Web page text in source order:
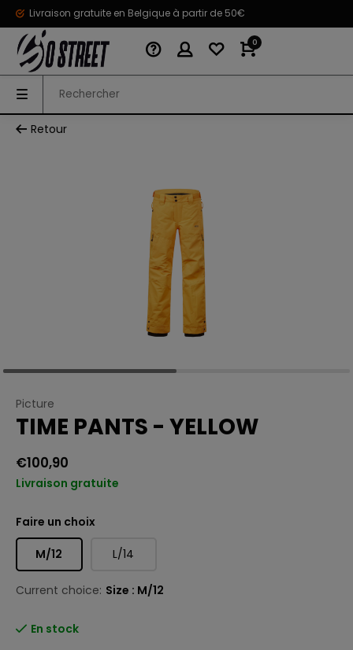
Livraison gratuite en Belgique à partir de 50€
0
Retour
Picture
TIME PANTS - YELLOW
€100,90
Livraison gratuite
Faire un choix
M/12 L/14
Current choice: Size : M/12
En stock